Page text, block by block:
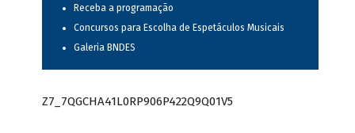
Receba a programação
Concursos para Escolha de Espetáculos Musicais
Galeria BNDES
Z7_7QGCHA41L0RP906P422Q9Q01V5